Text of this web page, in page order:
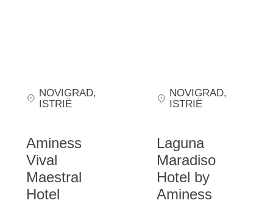
NOVIGRAD,
ISTRIË
Aminess
Vival
Maestral
Hotel
NOVIGRAD,
ISTRIË
Laguna
Maradiso
Hotel by
Aminess